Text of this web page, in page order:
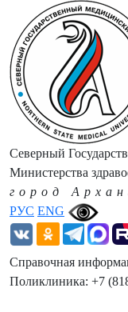
РУС ENG
Северный
Министерства
город
Справочная
Поликлиника: +7